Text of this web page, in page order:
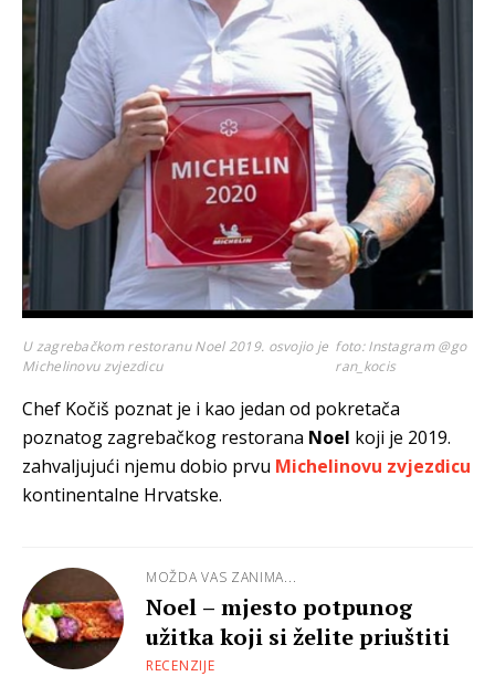
U zagrebačkom restoranu Noel 2019. osvojio je
Michelinovu zvjezdicu
foto: Instagram @go
ran_kocis
Chef Kočiš poznat je i kao jedan od pokretača
poznatog zagrebačkog restorana Noel koji je 2019.
zahvaljujući njemu dobio prvu Michelinovu zvjezdicu
kontinentalne Hrvatske.
MOŽDA VAS ZANIMA...
Noel – mjesto potpunog
užitka koji si želite priuštiti
RECENZIJE